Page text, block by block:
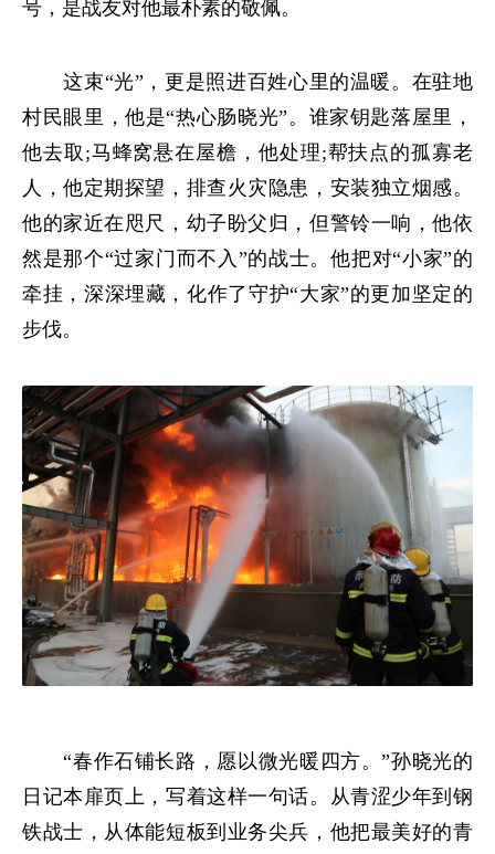
号，是战友对他最朴素的敬佩。
这束“光”，更是照进百姓心里的温暖。在驻地
村民眼里，他是“热心肠晓光”。谁家钥匙落屋里，
他去取;马蜂窝悬在屋檐，他处理;帮扶点的孤寡老
人，他定期探望，排查火灾隐患，安装独立烟感。
他的家近在咫尺，幼子盼父归，但警铃一响，他依
然是那个“过家门而不入”的战士。他把对“小家”的
牵挂，深深埋藏，化作了守护“大家”的更加坚定的
步伐。
“春作石铺长路，愿以微光暖四方。”孙晓光的
日记本扉页上，写着这样一句话。从青涩少年到钢
铁战士，从体能短板到业务尖兵，他把最美好的青